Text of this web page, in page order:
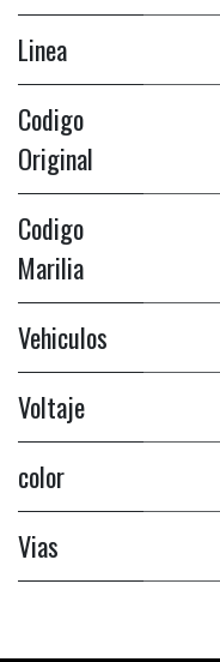
Linea
Codigo
Original
Codigo
Marilia
Vehiculos
Voltaje
color
Vias